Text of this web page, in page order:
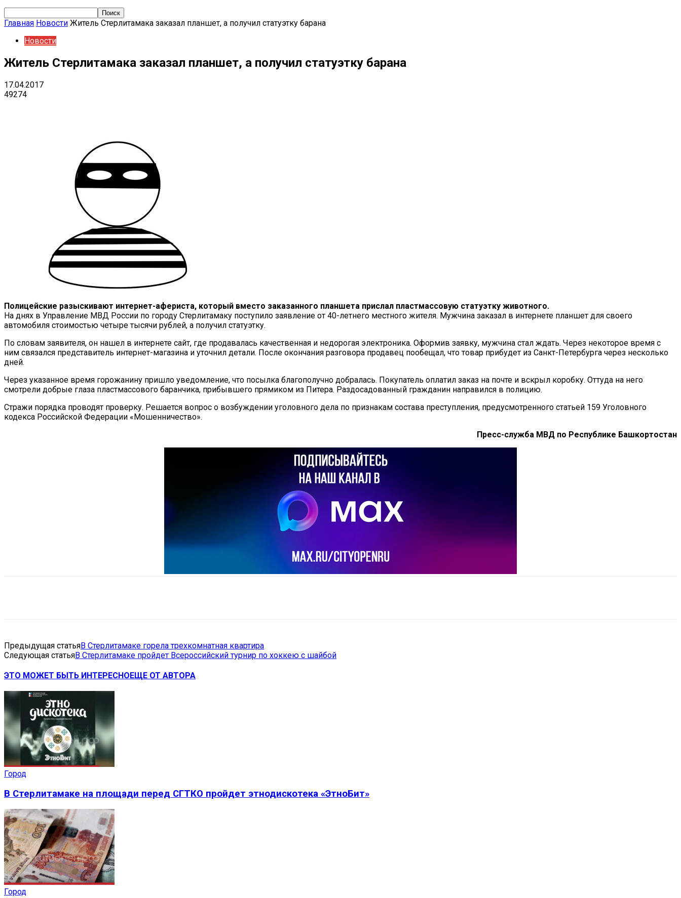
Главная Новости Житель Стерлитамака заказал планшет, а получил статуэтку барана
Новости
Житель Стерлитамака заказал планшет, а получил статуэтку барана
17.04.2017
49274
Полицейские разыскивают интернет-афериста, который вместо заказанного планшета прислал пластмассовую статуэтку животного.
На днях в Управление МВД России по городу Стерлитамаку поступило заявление от 40-летнего местного жителя. Мужчина заказал в интернете планшет для своего
автомобиля стоимостью четыре тысячи рублей, а получил статуэтку.
По словам заявителя, он нашел в интернете сайт, где продавалась качественная и недорогая электроника. Оформив заявку, мужчина стал ждать. Через некоторое время с
ним связался представитель интернет-магазина и уточнил детали. После окончания разговора продавец пообещал, что товар прибудет из Санкт-Петербурга через несколько
дней.
Через указанное время горожанину пришло уведомление, что посылка благополучно добралась. Покупатель оплатил заказ на почте и вскрыл коробку. Оттуда на него
смотрели добрые глаза пластмассового баранчика, прибывшего прямиком из Питера. Раздосадованный гражданин направился в полицию.
Стражи порядка проводят проверку. Решается вопрос о возбуждении уголовного дела по признакам состава преступления, предусмотренного статьей 159 Уголовного
кодекса Российской Федерации «Мошенничество».
Пресс-служба МВД по Республике Башкортостан
Предыдущая статьяВ Стерлитамаке горела трехкомнатная квартира
Следующая статьяВ Стерлитамаке пройдет Всероссийский турнир по хоккею с шайбой
ЭТО МОЖЕТ БЫТЬ ИНТЕРЕСНОЕЩЕ ОТ АВТОРА
Город
В Стерлитамаке на площади перед СГТКО пройдет этнодискотека «ЭтноБит»
Город